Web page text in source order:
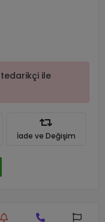
ile
İade ve Değişim